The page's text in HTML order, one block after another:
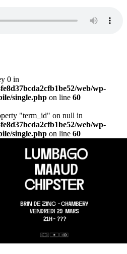
0 in
web/wp-
single.php on line 60
"term_id" on null in
web/wp-
single.php on line 60